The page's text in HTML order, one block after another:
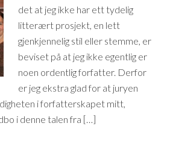
det at jeg ikke har ett tydelig
litterært prosjekt, en lett
gjenkjennelig stil eller stemme, er
beviset på at jeg ikke egentlig er
noen ordentlig forfatter. Derfor
er jeg ekstra glad for at juryen
i forfatterskapet mitt,
i denne talen fra […]